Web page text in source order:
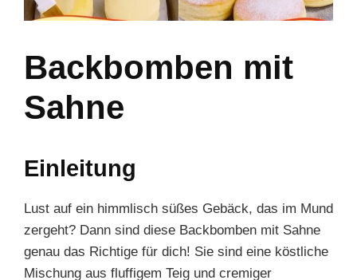
Backbomben mit
Sahne
Einleitung
Lust auf ein himmlisch süßes Gebäck, das im Mund
zergeht? Dann sind diese Backbomben mit Sahne
genau das Richtige für dich! Sie sind eine köstliche
Mischung aus fluffigem Teig und cremiger